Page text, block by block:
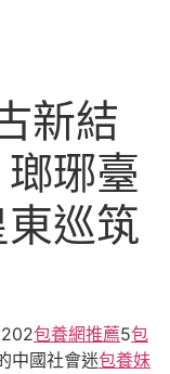
新結
琊臺
巡筑
包養網推薦5包
中國社會迷包養妹